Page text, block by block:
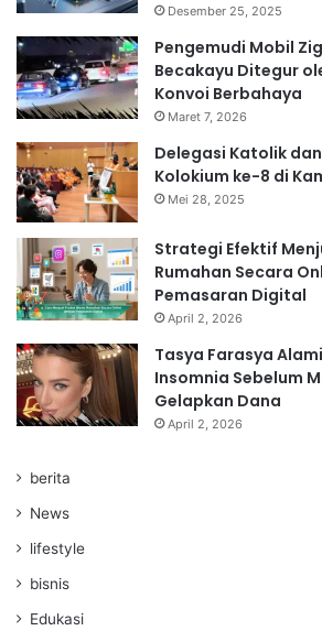
Desember 25, 2025
Pengemudi Mobil
Becakayu Ditegur
Konvoi Berbahaya
Maret 7, 2026
Delegasi Katolik
Kolokium ke-8 di
Mei 28, 2025
Strategi Efektif
Rumahan Secara
Pemasaran Digital
April 2, 2026
Tasya Farasya
Insomnia Sebelum
Gelapkan Dana
April 2, 2026
berita
News
lifestyle
bisnis
Edukasi